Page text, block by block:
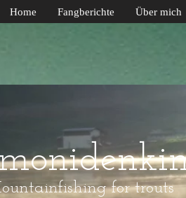
Home Fangberichte Über mich
for trouts